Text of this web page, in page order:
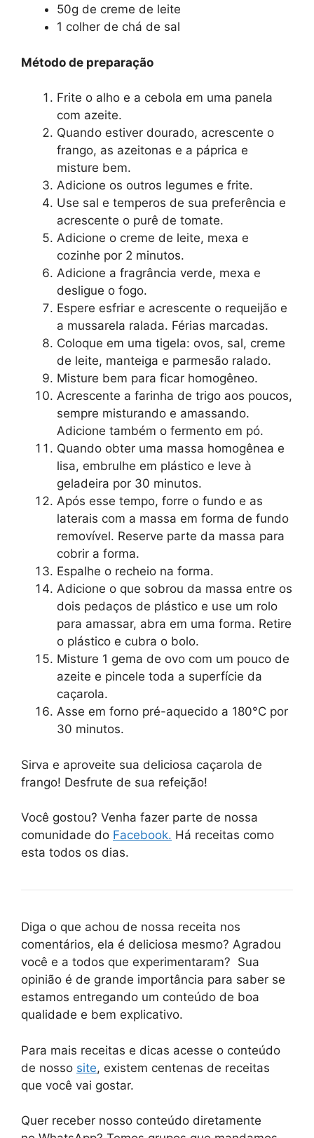
50g de creme de leite
1 colher de chá de sal
Método de preparação
Frite o alho e a cebola em uma panela
com azeite.
Quando estiver dourado, acrescente o
frango, as azeitonas e a páprica e
misture bem.
Adicione os outros legumes e frite.
Use sal e temperos de sua preferência e
acrescente o purê de tomate.
Adicione o creme de leite, mexa e
cozinhe por 2 minutos.
Adicione a fragrância verde, mexa e
desligue o fogo.
Espere esfriar e acrescente o requeijão e
a mussarela ralada. Férias marcadas.
Coloque em uma tigela: ovos, sal, creme
de leite, manteiga e parmesão ralado.
Misture bem para ficar homogêneo.
Acrescente a farinha de trigo aos poucos,
sempre misturando e amassando.
Adicione também o fermento em pó.
Quando obter uma massa homogênea e
lisa, embrulhe em plástico e leve à
geladeira por 30 minutos.
Após esse tempo, forre o fundo e as
laterais com a massa em forma de fundo
removível. Reserve parte da massa para
cobrir a forma.
Espalhe o recheio na forma.
Adicione o que sobrou da massa entre os
dois pedaços de plástico e use um rolo
para amassar, abra em uma forma. Retire
o plástico e cubra o bolo.
Misture 1 gema de ovo com um pouco de
azeite e pincele toda a superfície da
caçarola.
Asse em forno pré-aquecido a 180°C por
30 minutos.
Sirva e aproveite sua deliciosa caçarola de
frango! Desfrute de sua refeição!
Você gostou? Venha fazer parte de nossa
comunidade do Facebook. Há receitas como
esta todos os dias.
Diga o que achou de nossa receita nos
comentários, ela é deliciosa mesmo? Agradou
você e a todos que experimentaram? Sua
opinião é de grande importância para saber se
estamos entregando um conteúdo de boa
qualidade e bem explicativo.
Para mais receitas e dicas acesse o conteúdo
de nosso site, existem centenas de receitas
que você vai gostar.
Quer receber nosso conteúdo diretamente